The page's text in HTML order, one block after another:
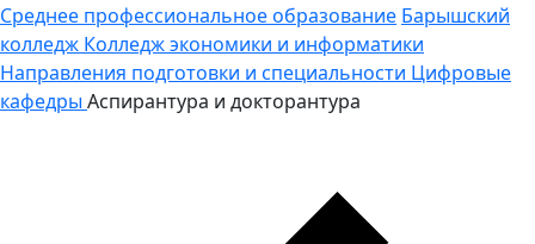
Среднее профессиональное образование Барышский
колледж Колледж экономики и информатики
Направления подготовки и специальности Цифровые
кафедры Аспирантура и докторантура